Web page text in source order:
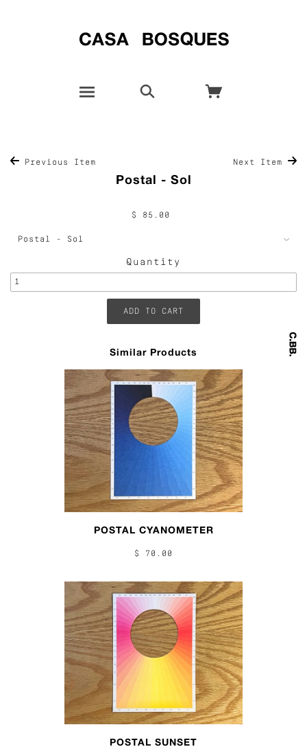
Previous Item Next Item
Postal - Sol
$ 85.00
Quantity
Similar Products
POSTAL CYANOMETER
$ 70.00
POSTAL SUNSET